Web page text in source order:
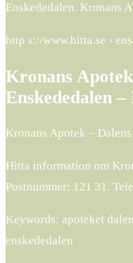
Enskededalen. Kronans
http s://www.hitta.se ›
Kronans
Enskededalen
Kronans Apotek –
Hitta information om
Postnummer: 121 31.
Keywords: apoteket
enskededalen